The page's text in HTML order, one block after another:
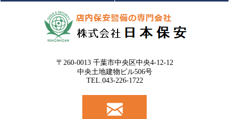
〒260-0013 千葉市中央区中央4-12-12
中央土地建物ビル506号
TEL.043-226-1722